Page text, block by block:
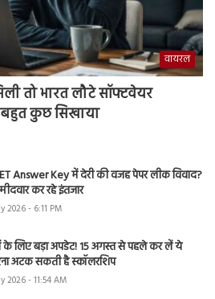
वायरल
तो भारत लौटे सॉफ्टवेयर
बहुत कुछ सिखाया
Answer Key में देरी की वजह पेपर लीक विवाद?
कर रहे इंतजार
2026 - 6:11 PM
के लिए बड़ा अपडेट! 15 अगस्त से पहले कर लें ये
अटक सकती है स्कॉलरशिप
2026 - 11:54 AM